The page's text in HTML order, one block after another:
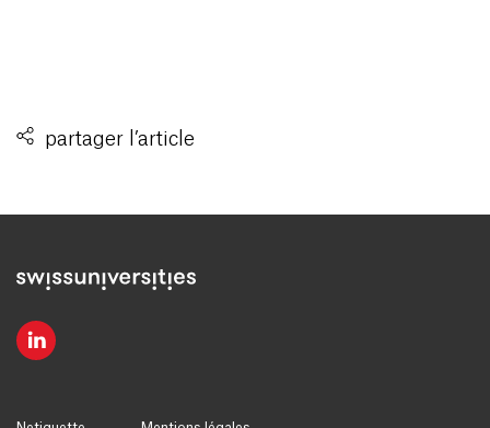
partager l’article